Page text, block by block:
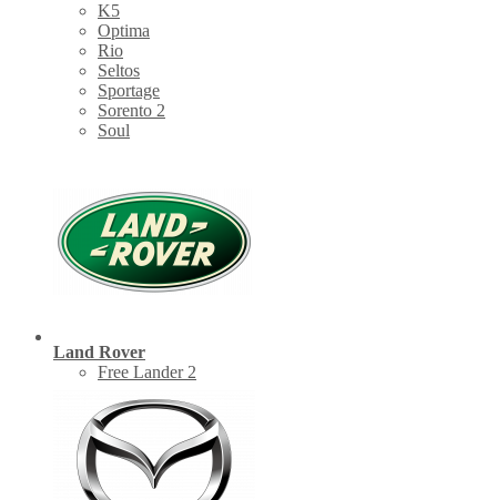
K5
Optima
Rio
Seltos
Sportage
Sorento 2
Soul
Land Rover
Free Lander 2